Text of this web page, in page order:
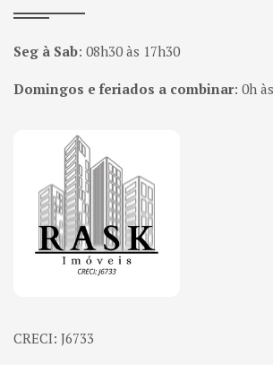
Seg à Sab: 08h30 às 17h30
Domingos e feriados a combinar: 0h
Página inicial
CRECI: J6733